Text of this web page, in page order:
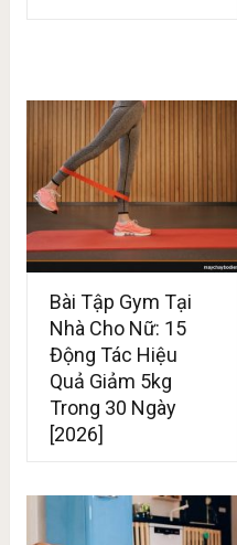
Bài Tập Gym Tại
Nhà Cho Nữ: 15
Động Tác Hiệu
Quả Giảm 5kg
Trong 30 Ngày
[2026]